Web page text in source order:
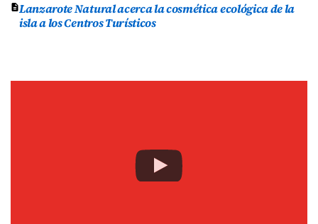
Lanzarote Natural acerca la cosmética ecológica de la
isla a los Centros Turísticos